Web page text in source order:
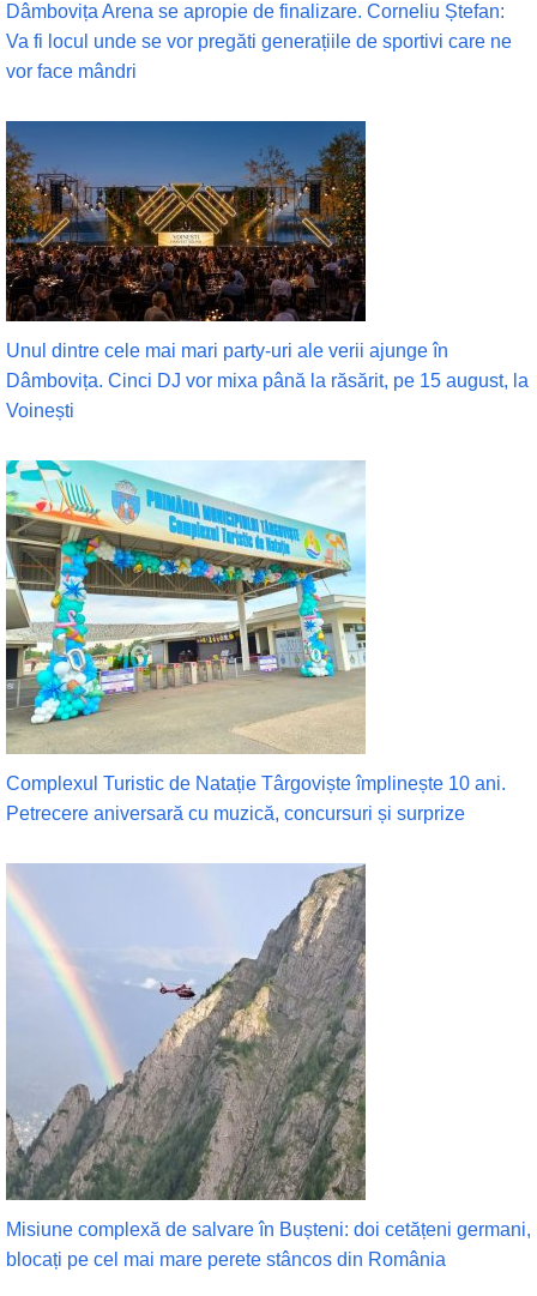
Dâmbovița Arena se apropie de finalizare. Corneliu Ștefan:
Va fi locul unde se vor pregăti generațiile de sportivi care ne
vor face mândri
Unul dintre cele mai mari party-uri ale verii ajunge în
Dâmbovița. Cinci DJ vor mixa până la răsărit, pe 15 august, la
Voinești
Complexul Turistic de Natație Târgoviște împlinește 10 ani.
Petrecere aniversară cu muzică, concursuri și surprize
Misiune complexă de salvare în Bușteni: doi cetățeni germani,
blocați pe cel mai mare perete stâncos din România